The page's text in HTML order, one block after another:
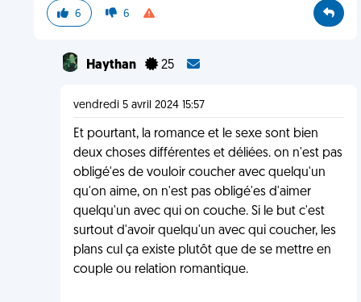
6 6
Haythan 25
vendredi 5 avril 2024 15:57
Et pourtant, la romance et le sexe sont bien
deux choses différentes et déliées. on n'est pas
obligé'es de vouloir coucher avec quelqu'un
qu'on aime, on n'est pas obligé'es d'aimer
quelqu'un avec qui on couche. Si le but c'est
surtout d'avoir quelqu'un avec qui coucher, les
plans cul ça existe plutôt que de se mettre en
couple ou relation romantique.